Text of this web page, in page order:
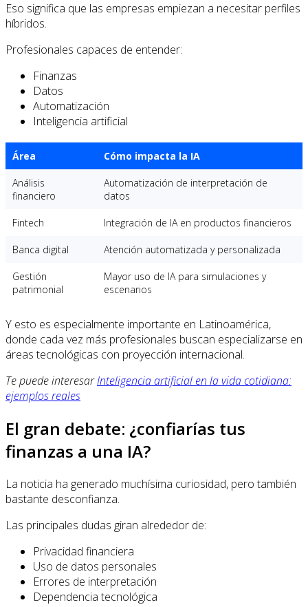
Eso significa que las empresas empiezan a necesitar perfiles
híbridos.
Profesionales capaces de entender:
Finanzas
Datos
Automatización
Inteligencia artificial
Área Cómo impacta la IA
Análisis
financiero
Automatización de interpretación de
datos
Fintech Integración de IA en productos financieros
Banca digital Atención automatizada y personalizada
Gestión
patrimonial
Mayor uso de IA para simulaciones y
escenarios
Y esto es especialmente importante en Latinoamérica,
donde cada vez más profesionales buscan especializarse en
áreas tecnológicas con proyección internacional.
Te puede interesarInteligencia artificial en la vida cotidiana:
ejemplos reales
El gran debate: ¿confiarías tus
finanzas a una IA?
La noticia ha generado muchísima curiosidad, pero también
bastante desconfianza.
Las principales dudas giran alrededor de:
Privacidad financiera
Uso de datos personales
Errores de interpretación
Dependencia tecnológica